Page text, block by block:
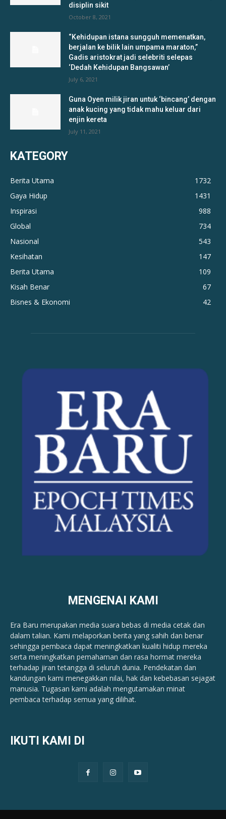
disiplin sikit
October 8, 2021
“Kehidupan istana sungguh memenatkan,
berjalan ke bilik lain umpama maraton,”
Gadis aristokrat jadi selebriti selepas
‘Dedah Kehidupan Bangsawan’
July 6, 2021
Guna Oyen milik jiran untuk ‘bincang’ dengan
anak kucing yang tidak mahu keluar dari
enjin kereta
July 11, 2021
KATEGORY
Berita Utama
1732
Gaya Hidup
1431
Inspirasi
988
Global
734
Nasional
543
Kesihatan
147
Berita Utama
109
Kisah Benar
67
Bisnes & Ekonomi
42
MENGENAI KAMI
Era Baru merupakan media suara bebas di media cetak dan
dalam talian. Kami melaporkan berita yang sahih dan benar ​​
sehingga pembaca dapat meningkatkan kualiti hidup mereka
serta meningkatkan pemahaman dan rasa hormat mereka
terhadap jiran tetangga di seluruh dunia. Pendekatan dan
kandungan kami menegakkan nilai, hak dan kebebasan sejagat
manusia. Tugasan kami adalah mengutamakan minat
pembaca terhadap semua yang dilihat.
IKUTI KAMI DI